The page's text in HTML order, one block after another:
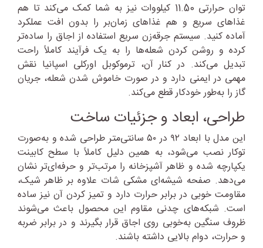
توان حرارتی 11.50 کیلووات نیز به شما کمک می‌کند تا هم
غذاهای سریع و هم غذاهای زمان‌بر را بدون افت عملکرد
آماده کنید. سیستم جرقه‌زن سریع استفاده از اجاق را ساده‌تر
کرده و روشن کردن شعله‌ها را به یک فرآیند کاملاً راحت
تبدیل می‌کند. در کنار آن، ترموکوبل اورکلی اسپانیا نقش
مهمی در ایمنی دارد و در صورت خاموش شدن شعله، جریان
گاز را به‌طور خودکار قطع می‌کند.
طراحی، ابعاد و جزئیات ساخت
این مدل با ابعاد ۹۲ در ۵۰ سانتی‌متر طراحی شده و به‌صورت
توکار نصب می‌شود، به همین دلیل کاملاً با سطح کابینت
یکپارچه شده و ظاهر آشپزخانه را مرتب‌تر و حرفه‌ای‌تر نشان
می‌دهد. صفحه شیشه‌ای مشکی شات علاوه بر ظاهر شیک،
مقاومت خوبی در برابر حرارت دارد و تمیز کردن آن نیز ساده
است. شبکه‌های چدنی مقاوم این محصول باعث می‌شوند
ظروف سنگین به‌خوبی روی اجاق قرار بگیرند و در برابر ضربه
و حرارت، دوام بالایی داشته باشند.